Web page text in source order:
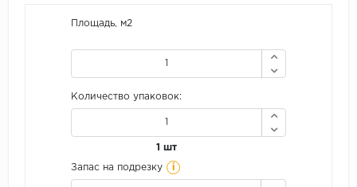
Площадь, м2
Количество упаковок:
1 шт
Запас на подрезку i